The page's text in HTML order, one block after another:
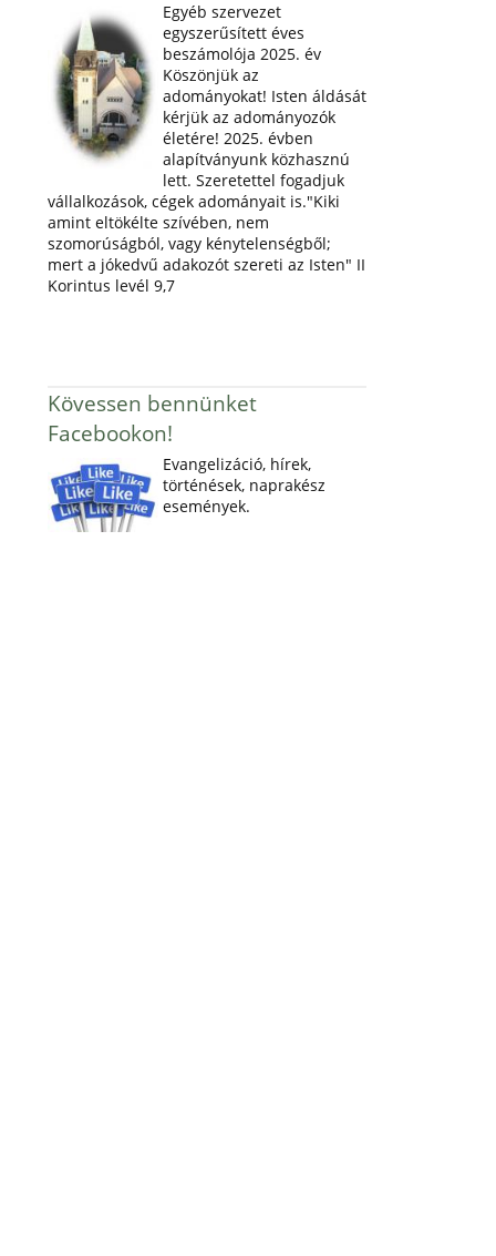
Egyéb szervezet
egyszerűsített éves
beszámolója 2025. év
Köszönjük az
adományokat! Isten áldását
kérjük az adományozók
életére! 2025. évben
alapítványunk közhasznú
lett. Szeretettel fogadjuk
vállalkozások, cégek adományait is."Kiki
amint eltökélte szívében, nem
szomorúságból, vagy kénytelenségből;
mert a jókedvű adakozót szereti az Isten" II
Korintus levél 9,7
Kövessen bennünket
Facebookon!
Evangelizáció, hírek,
történések, naprakész
események.